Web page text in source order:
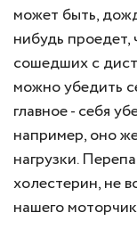
может быть,
нибудь
сошедших с
можно убедить
главное - себя
например, оно
нагрузки.
холестерин, не
нашего